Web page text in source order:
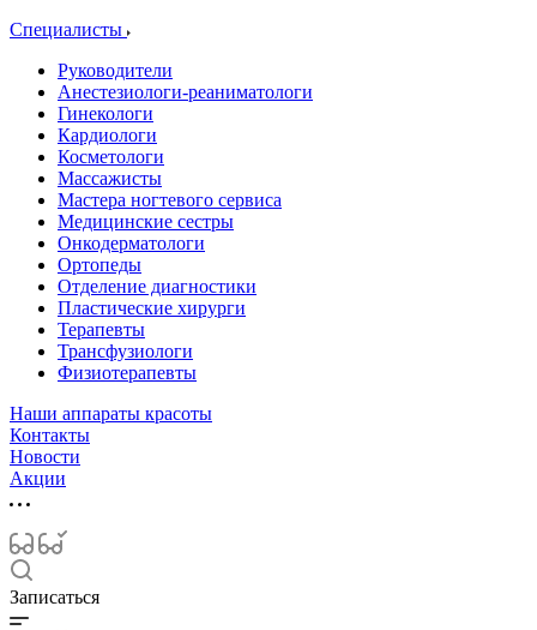
Специалисты
Руководители
Анестезиологи-реаниматологи
Гинекологи
Кардиологи
Косметологи
Массажисты
Мастера ногтевого сервиса
Медицинские сестры
Онкодерматологи
Ортопеды
Отделение диагностики
Пластические хирурги
Терапевты
Трансфузиологи
Физиотерапевты
Наши аппараты красоты
Контакты
Новости
Акции
Записаться